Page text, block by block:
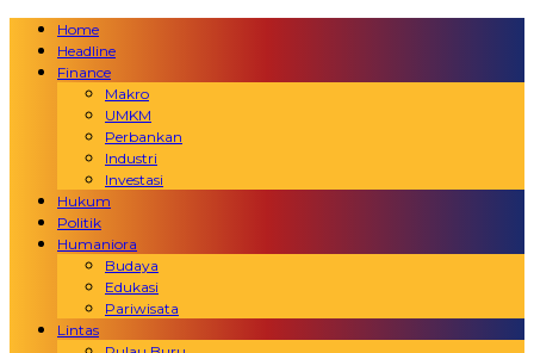
Home
Headline
Finance
Makro
UMKM
Perbankan
Industri
Investasi
Hukum
Politik
Humaniora
Budaya
Edukasi
Pariwisata
Lintas